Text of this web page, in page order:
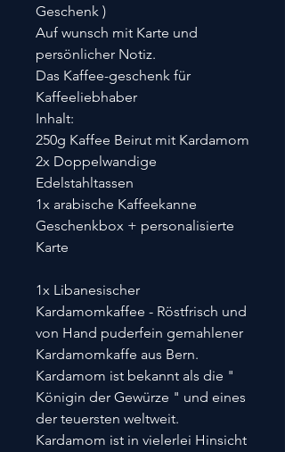
Geschenk )
Auf wunsch mit Karte und
persönlicher Notiz.
Das Kaffee-geschenk für
Kaffeeliebhaber
Inhalt:
250g Kaffee Beirut mit Kardamom
2x Doppelwandige
Edelstahltassen
1x arabische Kaffeekanne
Geschenkbox + personalisierte
Karte
1x Libanesischer
Kardamomkaffee - Röstfrisch und
von Hand puderfein gemahlener
Kardamomkaffe aus Bern.
Kardamom ist bekannt als die "
Königin der Gewürze " und eines
der teuersten weltweit.
Kardamom ist in vielerlei Hinsicht